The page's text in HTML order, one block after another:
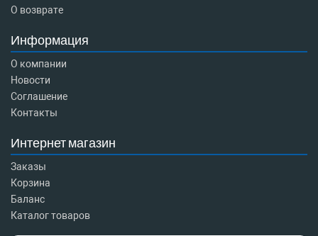
О возврате
Информация
О компании
Новости
Соглашение
Контакты
Интернет магазин
Заказы
Корзина
Баланс
Каталог товаров